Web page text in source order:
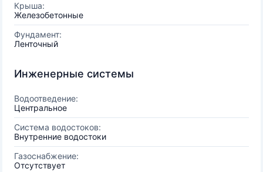
Крыша:
Железобетонные
Фундамент:
Ленточный
Инженерные системы
Водоотведение:
Центральное
Система водостоков:
Внутренние водостоки
Газоснабжение:
Отсутствует